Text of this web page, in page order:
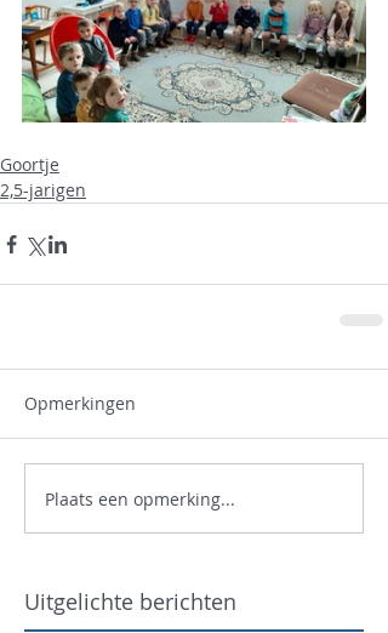
Goortje
2,5-jarigen
Opmerkingen
Plaats een opmerking...
Uitgelichte berichten